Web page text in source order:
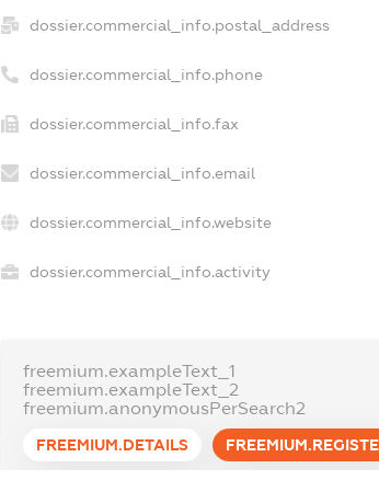
dossier.commercial_info.postal_address
dossier.commercial_info.phone
dossier.commercial_info.fax
dossier.commercial_info.email
dossier.commercial_info.website
dossier.commercial_info.activity
freemium.exampleText_1
freemium.exampleText_2
freemium.anonymousPerSearch2
FREEMIUM.DETAILS